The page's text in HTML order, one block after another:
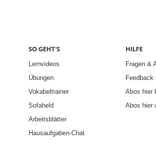
SO GEHT'S
Lernvideos
Übungen
Vokabeltrainer
Sofaheld
Arbeitsblätter
Hausaufgaben-Chat
HILFE
Fragen &
Feedback
Abos hier
Abos hier